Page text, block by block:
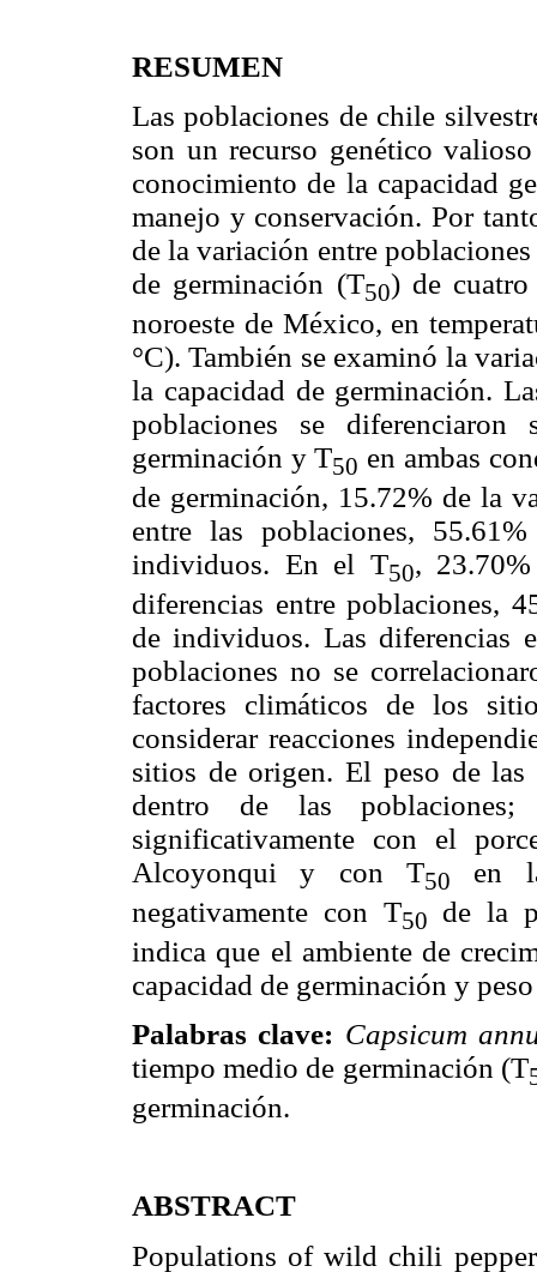
RESUMEN
Las poblaciones de chile
son un recurso genético
conocimiento de la capacidad
manejo y conservación. Por
de la variación entre
de germinación (T50) de
noroeste de México, en
°C). También se examinó la
la capacidad de germinación.
poblaciones se diferenciaron
germinación y T50 en ambas
de germinación, 15.72% de la
entre las poblaciones,
individuos. En el T50,
diferencias entre poblaciones,
de individuos. Las diferencias
poblaciones no se
factores climáticos de los
considerar reacciones
sitios de origen. El peso de
dentro de las
significativamente con el
Alcoyonqui y con T50
en
negativamente con T50
de la
indica que el ambiente de
capacidad de germinación y
Palabras clave: Capsicum
tiempo medio de germinación (T
germinación.
ABSTRACT
Populations of wild chili